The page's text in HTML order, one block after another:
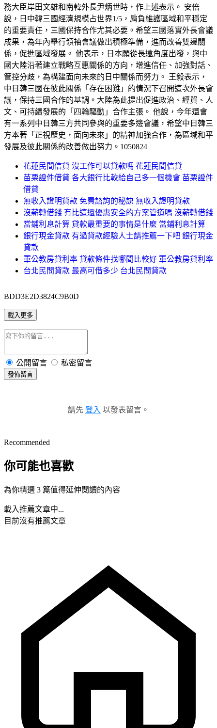
務大臣岸田文雄和南韓外長尹炳世時，作上述表示。 安倍
說，日中韓三國經濟規模占世界1/5，肩負維護區域和平穩定
的重要責任，三國保持合作尤其必要。希望三國落實外長會議
成果，為年內舉行領袖會議做出積極準備，進而改善雙邊關
係，促進區域發展。 他表示，日本願從長遠角度出發，與中
國大陸沿著建立戰略互惠關係的方向，增進信任、加強對話、
管控分歧，為構建面向未來的日中關係而努力。 王毅表示，
中日韓三國在彼此關係「存在困難」的情況下召開這次外長會
議，保持三國合作的基調。大陸為此提出促進政治、經貿、人
文、可持續發展的「四輪驅動」合作主張。 他說，今年還會
有一系列中日韓三方共同參與的重要多邊會議，希望中日韓三
方本著「正視歷史，面向未來」的精神加強合作，為區域和平
發展及彼此關係的改善做出努力。1050824
花蓮民間信貸 沒工作可以貸款嗎 花蓮民間信貸
苗栗證件借貸 各大銀行比較給自己多一個機會 苗栗證件
借貸
無收入證明貸款 免費諮詢的秘訣 無收入證明貸款
沒薪轉借錢 有比這還優惠安全的方案管道嗎 沒薪轉借錢
當鋪利息計算 貸款最重要的事情是什麼 當鋪利息計算
銀行現金貸款 有過貸款經驗人士請推薦一下吧 銀行現金
貸款
軍公教房貸利率 貸款條件找哪間比較好 軍公教房貸利率
台北民間貸款 最高可借多少 台北民間貸款
BDD3E2D3824C9B0D
載入更多
公開留言 私密留言
發佈留言
請先 登入 以發表留言。
Recommended
你可能也喜歡
為你精選 3 篇值得延伸閱讀的內容
載入推薦文章中...
目前沒有推薦文章